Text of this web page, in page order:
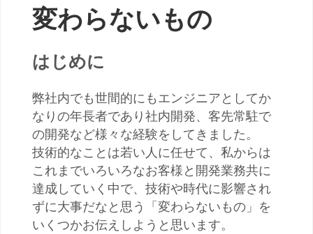
変わらないもの
はじめに
弊社内でも世間的にもエンジニアとしてか
なりの年長者であり社内開発、客先常駐で
の開発など様々な経験をしてきました。
技術的なことは若い人に任せて、私からは
これまでいろいろなお客様と開発業務共に
達成していく中で、技術や時代に影響され
ずに大事だなと思う「変わらないもの」を
いくつかお伝えしようと思います。